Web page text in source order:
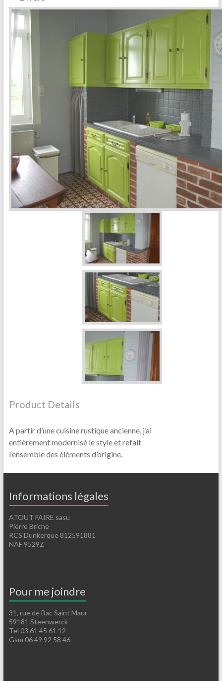
Product Details
A partir d’une cuisine rustique ancienne, j’ai
entièrement modernisé le style et refait
l’ensemble des éléments d’origine.
Informations légales
ATOUT FAIRE sasu
Pierre Briche
RCS Dunkerque 812591881
NAF 9529Z
Pour me joindre
31, rue de Bac Saint Maur
59181 Steenwerck
Tel 03 61 45 61 12
Gsm 06 49 92 58 46